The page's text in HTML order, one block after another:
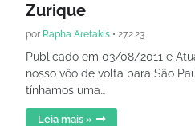
Zurique
por Rapha Aretakis • 27.2.23
Publicado em 03/08/2011 e
nosso vôo de volta para São
tínhamos uma…
Leia mais »